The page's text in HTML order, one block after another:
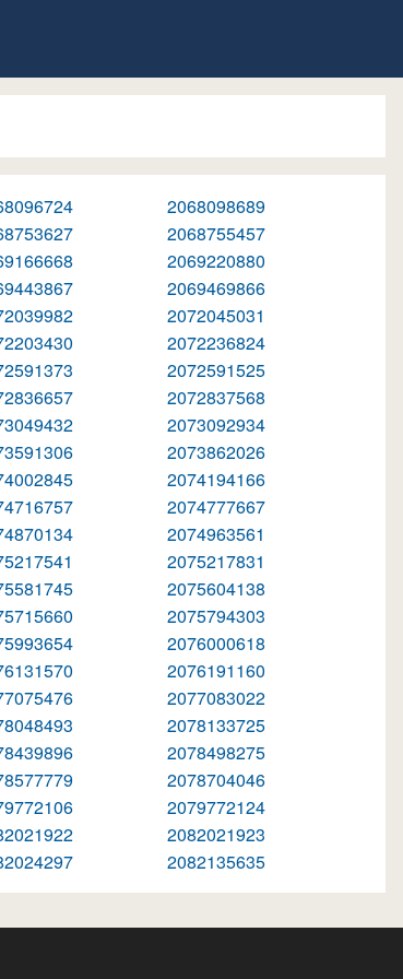
2068098689
2068755457
2069220880
2069469866
2072045031
2072236824
2072591525
2072837568
2073092934
2073862026
2074194166
2074777667
2074963561
2075217831
2075604138
2075794303
2076000618
2076191160
2077083022
2078133725
2078498275
2078704046
2079772124
2082021923
2082135635